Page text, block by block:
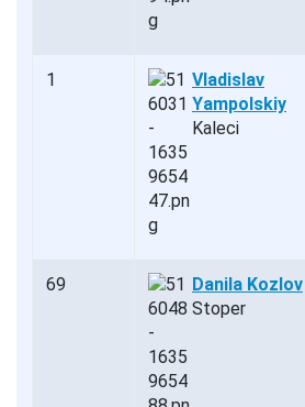
1
Vladislav
Yampolskiy
Kaleci
69
Danila Kozlov
Stoper